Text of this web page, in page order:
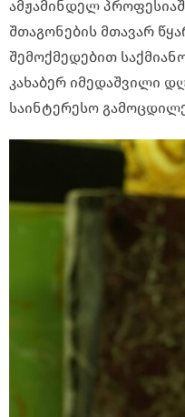
ამჟამინდელ
შთაგონების მთავარ
შემოქმედებით
კახაბერ იმედაშვილი
საინტერესო